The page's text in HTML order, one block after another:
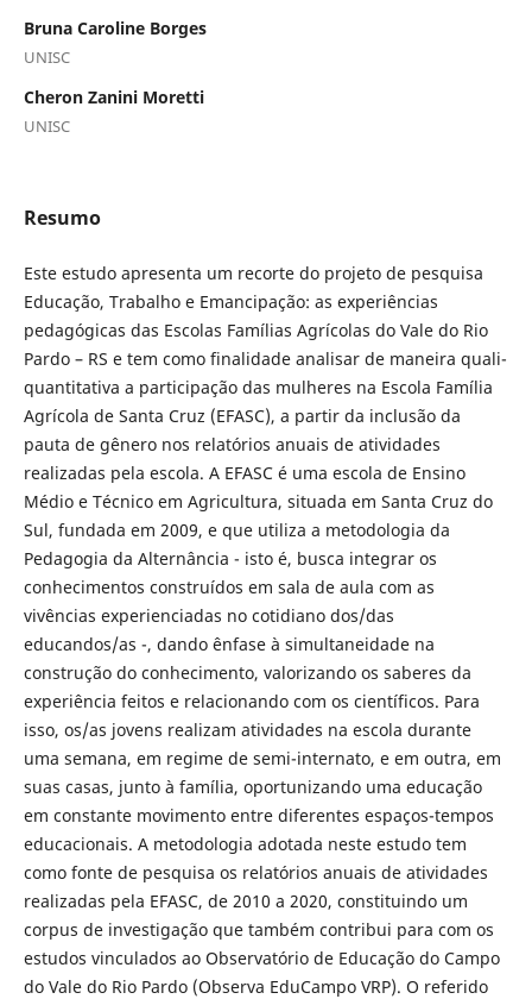
Bruna Caroline Borges
UNISC
Cheron Zanini Moretti
UNISC
Resumo
Este estudo apresenta um recorte do projeto de pesquisa
Educação, Trabalho e Emancipação: as experiências
pedagógicas das Escolas Famílias Agrícolas do Vale do Rio
Pardo – RS e tem como finalidade analisar de maneira quali-
quantitativa a participação das mulheres na Escola Família
Agrícola de Santa Cruz (EFASC), a partir da inclusão da
pauta de gênero nos relatórios anuais de atividades
realizadas pela escola. A EFASC é uma escola de Ensino
Médio e Técnico em Agricultura, situada em Santa Cruz do
Sul, fundada em 2009, e que utiliza a metodologia da
Pedagogia da Alternância - isto é, busca integrar os
conhecimentos construídos em sala de aula com as
vivências experienciadas no cotidiano dos/das
educandos/as -, dando ênfase à simultaneidade na
construção do conhecimento, valorizando os saberes da
experiência feitos e relacionando com os científicos. Para
isso, os/as jovens realizam atividades na escola durante
uma semana, em regime de semi-internato, e em outra, em
suas casas, junto à família, oportunizando uma educação
em constante movimento entre diferentes espaços-tempos
educacionais. A metodologia adotada neste estudo tem
como fonte de pesquisa os relatórios anuais de atividades
realizadas pela EFASC, de 2010 a 2020, constituindo um
corpus de investigação que também contribui para com os
estudos vinculados ao Observatório de Educação do Campo
do Vale do Rio Pardo (Observa EduCampo VRP). O referido